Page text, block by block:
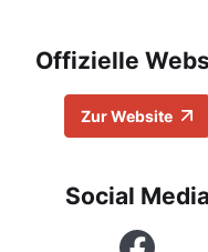
Offizielle
Zur Website
Social Media